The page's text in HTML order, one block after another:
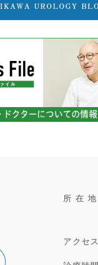
所 在 地
アクセス